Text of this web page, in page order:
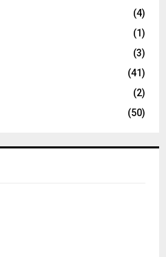
(4)
(1)
(3)
(41)
(2)
(50)